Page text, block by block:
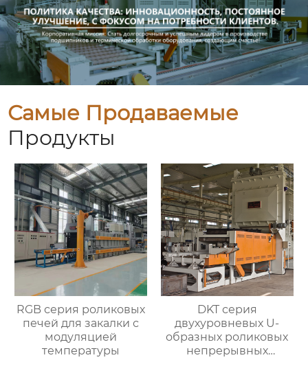
Самые Продаваемые
Продукты
RGB серия роликовых
печей для закалки с
модуляцией
температуры
DKT серия
двухуровневых U-
образных роликовых
непрерывных